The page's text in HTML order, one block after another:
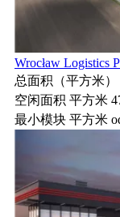
Wrocław Logistics
总面积（平方米）
空闲面积 平方米
最小模块 平方米